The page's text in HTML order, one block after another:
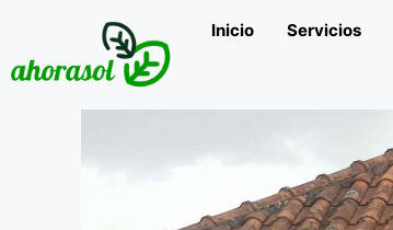
Inicio Servicios